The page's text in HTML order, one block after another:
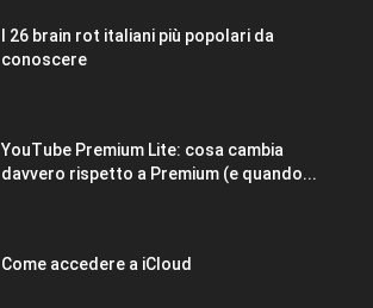
I 26 brain rot italiani più popolari da
conoscere
YouTube Premium Lite: cosa cambia
davvero rispetto a Premium (e quando...
Come accedere a iCloud